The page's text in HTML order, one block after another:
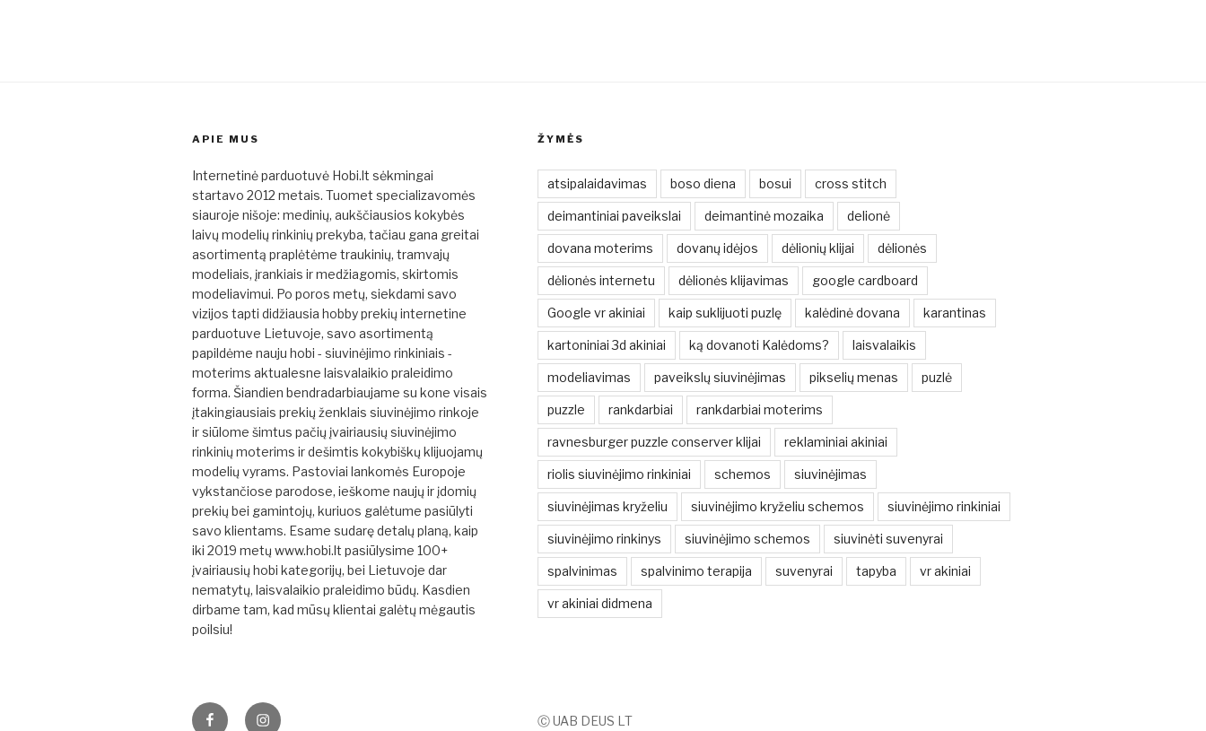
APIE MUS
Internetinė parduotuvė Hobi.lt sėkmingai
startavo 2012 metais. Tuomet specializavomės
siauroje nišoje: medinių, aukščiausios kokybės
laivų modelių rinkinių prekyba, tačiau gana greitai
asortimentą praplėtėme traukinių, tramvajų
modeliais, įrankiais ir medžiagomis, skirtomis
modeliavimui. Po poros metų, siekdami savo
vizijos tapti didžiausia hobby prekių internetine
parduotuve Lietuvoje, savo asortimentą
papildėme nauju hobi - siuvinėjimo rinkiniais -
moterims aktualesne laisvalaikio praleidimo
forma. Šiandien bendradarbiaujame su kone visais
įtakingiausiais prekių ženklais siuvinėjimo rinkoje
ir siūlome šimtus pačių įvairiausių siuvinėjimo
rinkinių moterims ir dešimtis kokybiškų klijuojamų
modelių vyrams. Pastoviai lankomės Europoje
vykstančiose parodose, ieškome naujų ir įdomių
prekių bei gamintojų, kuriuos galėtume pasiūlyti
savo klientams. Esame sudarę detalų planą, kaip
iki 2019 metų www.hobi.lt pasiūlysime 100+
įvairiausių hobi kategorijų, bei Lietuvoje dar
nematytų, laisvalaikio praleidimo būdų. Kasdien
dirbame tam, kad mūsų klientai galėtų mėgautis
poilsiu!
ŽYMĖS
atsipalaidavimas boso diena bosui cross stitch
deimantiniai paveikslai deimantinė mozaika delionė
dovana moterims dovanų idėjos dėlionių klijai dėlionės
dėlionės internetu dėlionės klijavimas google cardboard
Google vr akiniai kaip suklijuoti puzlę kalėdinė dovana karantinas
kartoniniai 3d akiniai ką dovanoti Kalėdoms? laisvalaikis
modeliavimas paveikslų siuvinėjimas pikselių menas puzlė
puzzle rankdarbiai rankdarbiai moterims
ravnesburger puzzle conserver klijai reklaminiai akiniai
riolis siuvinėjimo rinkiniai schemos siuvinėjimas
siuvinėjimas kryželiu siuvinėjimo kryželiu schemos siuvinėjimo rinkiniai
siuvinėjimo rinkinys siuvinėjimo schemos siuvinėti suvenyrai
spalvinimas spalvinimo terapija suvenyrai tapyba vr akiniai
vr akiniai didmena
FacebookInstagram Ⓒ UAB DEUS LT